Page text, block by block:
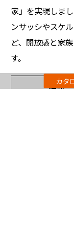
家」を実現しま
ンサッシやスケ
ど、開放感と家
す。
詳細
カタ